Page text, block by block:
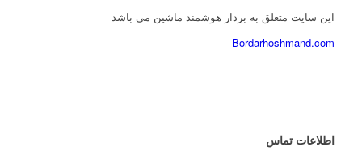
این سایت متعلق به بردار هوشمند ماشین می باشد
Bordarhoshmand.com
اطلاعات تماس